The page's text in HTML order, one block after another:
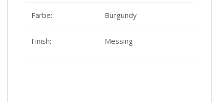
Farbe: Burgundy
Finish: Messing